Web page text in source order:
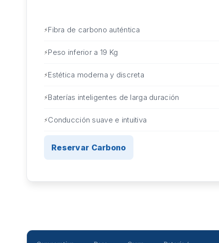
Fibra de carbono auténtica
Peso inferior a 19 Kg
Estética moderna y discreta
Baterías inteligentes de larga duración
Conducción suave e intuitiva
Reservar Carbono